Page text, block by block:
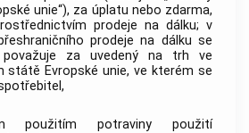
unie“), za úplatu nebo zdarma,
prodeje na dálku; v
prodeje na dálku se
považuje za uvedený na trh ve
státě Evropské unie, ve kterém se
,
použitím potraviny použití